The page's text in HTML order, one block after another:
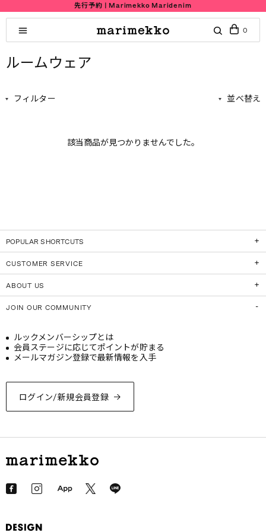
先行予約 | Marimekko Maridenim
0
ルームウェア
フィルター 並べ替え
該当商品が見つかりませんでした。
POPULAR SHORTCUTS
CUSTOMER SERVICE
ABOUT US
JOIN OUR COMMUNITY
ログイン/新規会員登録
ルックメンバーシップとは
会員ステージに応じてポイントが貯まる
メールマガジン登録で最新情報を入手